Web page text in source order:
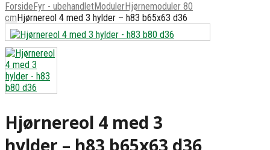
ForsideFyr - ubehandletModulerHjørnemoduler 80
cmHjørnereol 4 med 3 hylder – h83 b65x63 d36
Hjørnereol 4 med 3
hylder – h83 b65x63 d36